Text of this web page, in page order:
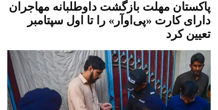
پاکستان مهلت بازگشت داوطلبانه مهاجران
دارای کارت «پی‌او‌آر» را تا اول سپتامبر
تعیین کرد